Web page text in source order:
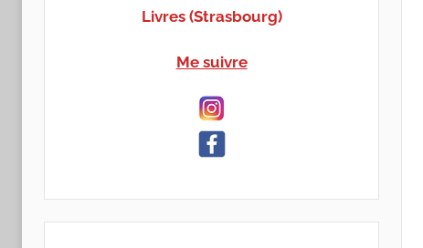
Livres (Strasbourg)
Me suivre